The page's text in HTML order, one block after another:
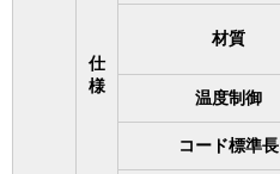
仕
様
材質
温度制御
コード標準長